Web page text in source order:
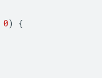
0)
{